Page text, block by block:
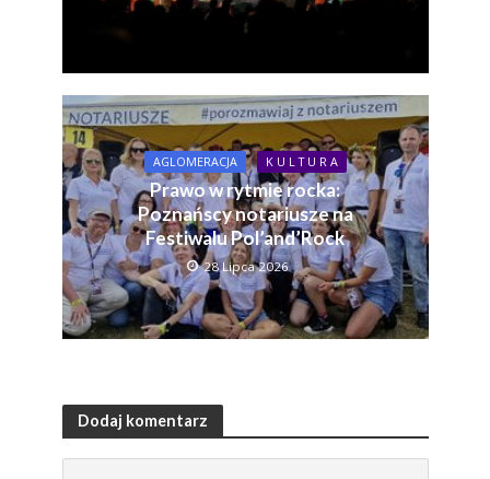
AGLOMERACJA K U L T U R A
Prawo w rytmie rocka:
Poznańscy notariusze na
Festiwalu Pol’and’Rock
28 Lipca 2026
Dodaj komentarz